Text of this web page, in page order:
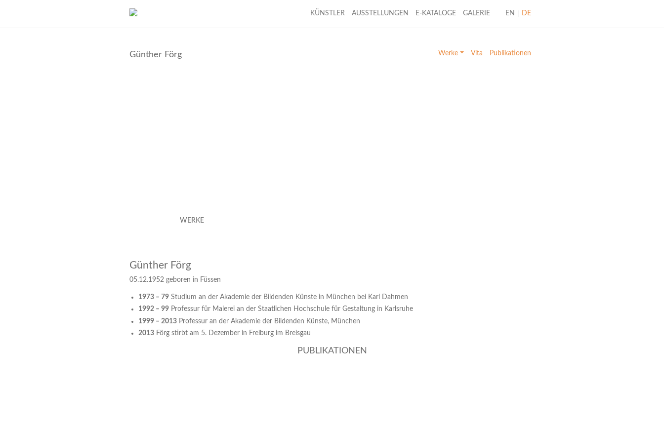
KÜNSTLER AUSSTELLUNGEN E-KATALOGE GALERIE EN DE
Günther Förg Werke Vita Publikationen
WERKE
Günther Förg
05.12.1952 geboren in Füssen
1973 – 79Studium an der Akademie der Bildenden Künste in München bei Karl Dahmen
1992 – 99Professur für Malerei an der Staatlichen Hochschule für Gestaltung in Karlsruhe
1999 – 2013Professur an der Akademie der Bildenden Künste, München
2013Förg stirbt am 5. Dezember in Freiburg im Breisgau
PUBLIKATIONEN